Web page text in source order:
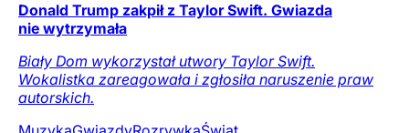
Donald Trump zakpił z Taylor Swift. Gwiazda
nie wytrzymała
Biały Dom wykorzystał utwory Taylor Swift.
Wokalistka zareagowała i zgłosiła naruszenie praw
autorskich.